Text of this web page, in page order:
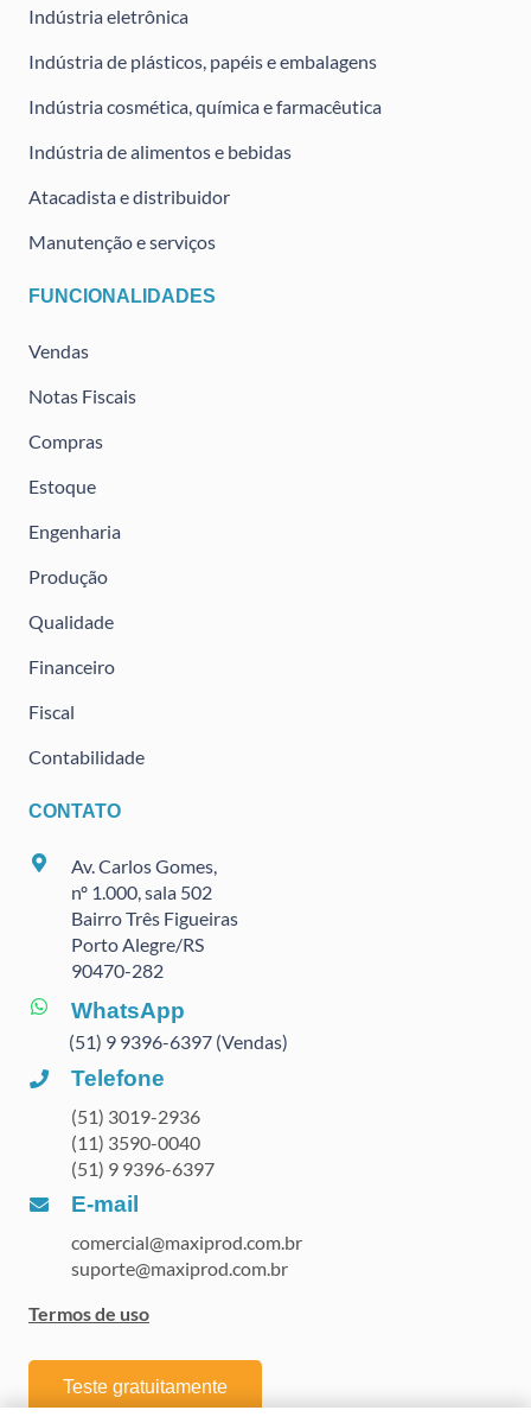
Indústria eletrônica
Indústria de plásticos, papéis e embalagens
Indústria cosmética, química e farmacêutica
Indústria de alimentos e bebidas
Atacadista e distribuidor
Manutenção e serviços
FUNCIONALIDADES
Vendas
Notas Fiscais
Compras
Estoque
Engenharia
Produção
Qualidade
Financeiro
Fiscal
Contabilidade
CONTATO
Av. Carlos Gomes,
nº 1.000, sala 502
Bairro Três Figueiras
Porto Alegre/RS
90470-282
WhatsApp
(51) 9 9396-6397 (Vendas)
Telefone
(51) 3019-2936
(11) 3590-0040
(51) 9 9396-6397
E-mail
comercial@maxiprod.com.br
suporte@maxiprod.com.br
Termos de uso
Teste gratuitamente